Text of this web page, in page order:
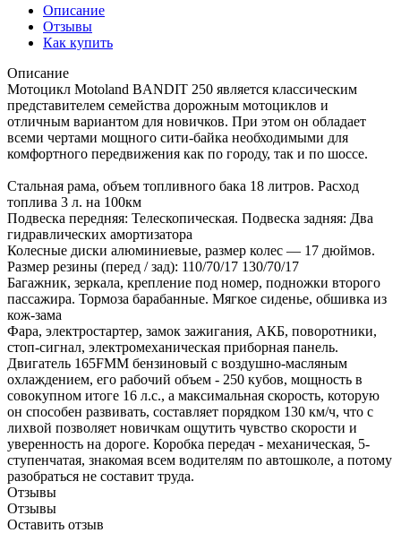
Описание
Отзывы
Как купить
Описание
Мотоцикл Motoland BANDIT 250 является классическим
представителем семейства дорожным мотоциклов и
отличным вариантом для новичков. При этом он обладает
всеми чертами мощного сити-байка необходимыми для
комфортного передвижения как по городу, так и по шоссе.
Стальная рама, объем топливного бака 18 литров. Расход
топлива 3 л. на 100км
Подвеска передняя: Телескопическая. Подвеска задняя: Два
гидравлических амортизатора
Колесные диски алюминиевые, размер колес — 17 дюймов.
Размер резины (перед / зад): 110/70/17 130/70/17
Багажник, зеркала, крепление под номер, подножки второго
пассажира. Тормоза барабанные. Мягкое сиденье, обшивка из
кож-зама
Фара, электростартер, замок зажигания, АКБ, поворотники,
стоп-сигнал, электромеханическая приборная панель.
Двигатель 165FMM бензиновый с воздушно-масляным
охлаждением, его рабочий объем - 250 кубов, мощность в
совокупном итоге 16 л.с., а максимальная скорость, которую
он способен развивать, составляет порядком 130 км/ч, что с
лихвой позволяет новичкам ощутить чувство скорости и
уверенность на дороге. Коробка передач - механическая, 5-
ступенчатая, знакомая всем водителям по автошколе, а потому
разобраться не составит труда.
Отзывы
Отзывы
Оставить отзыв